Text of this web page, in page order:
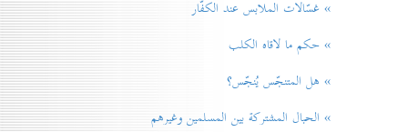
» غسّالات الملابس عند الكفّار
» حكم ما لاقاه الكلب
» هل المتنجّس يُنجّس؟
» الحبال المشتركة بين المسلمين وغيرهم